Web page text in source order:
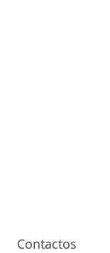
Contactos